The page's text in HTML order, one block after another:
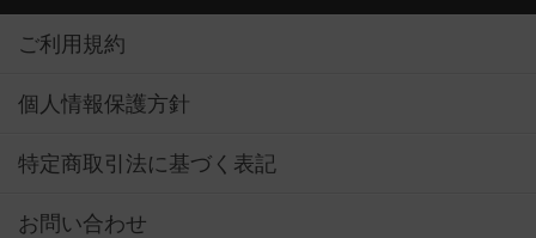
ご利用規約
個人情報保護方針
特定商取引法に基づく表記
お問い合わせ